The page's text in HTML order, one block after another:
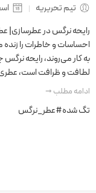
تیم تحریریه
رایحه نرگس در عطرسازی|
احساسات و خاطرات را زنده
به کار می‌روند، رایحه
لطافت و ظرافت است، عطری
ادامه مطلب ➞
تگ شده#عطر_نرگس